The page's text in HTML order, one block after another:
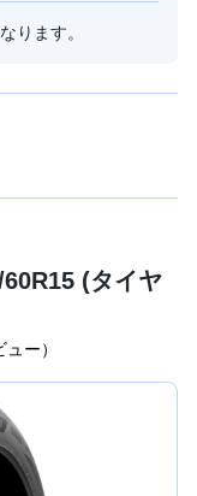
ります。
(タイヤ
ー）